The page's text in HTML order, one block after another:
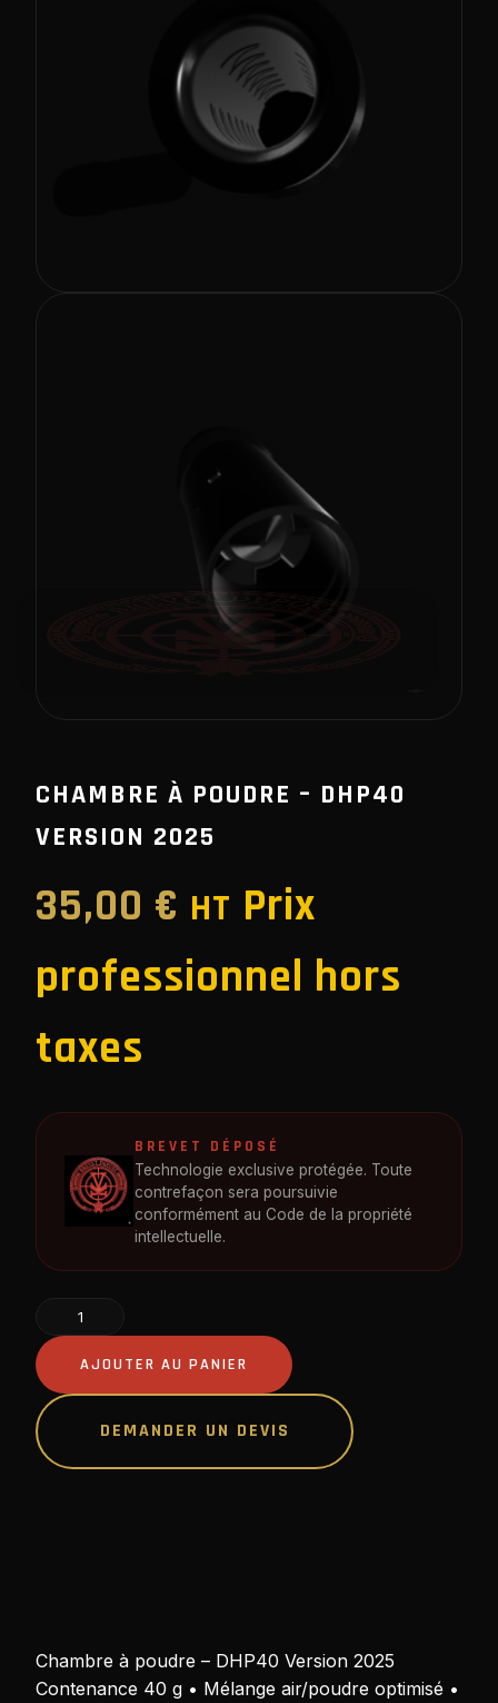
CHAMBRE À POUDRE – DHP40
VERSION 2025
35,00 € HT Prix
professionnel hors
taxes
BREVET DÉPOSÉ
Technologie exclusive protégée. Toute
contrefaçon sera poursuivie
conformément au Code de la propriété
intellectuelle.
quantité
de
Chambre
à
poudre
–
DHP40
AJOUTER AU PANIER
DEMANDER UN DEVIS
Chambre à poudre – DHP40 Version 2025
Contenance 40 g • Mélange air/poudre optimisé •